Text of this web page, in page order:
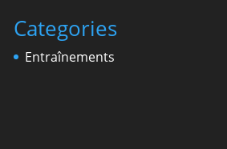
Categories
Entraînements